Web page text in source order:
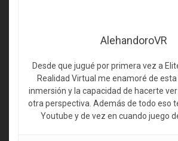
AlehandoroVR
Desde que jugué por primera vez a
Realidad Virtual me enamoré de
inmersión y la capacidad de hacerte
otra perspectiva. Además de todo eso
Youtube y de vez en cuando juego